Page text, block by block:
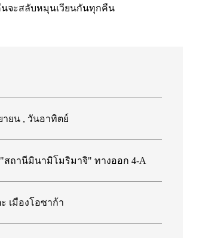
จะสลับหมุนเวียนกันทุกคืน
ายน , วันอาทิตย์
สถานีมินามิโมริมาจิ" ทางออก 4-A
เมืองโอซาก้า